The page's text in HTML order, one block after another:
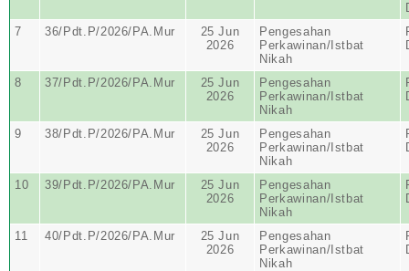
7
36/Pdt.P/2026/PA.Mur
25 Jun
2026
Pengesahan
Perkawinan/Istbat
Nikah
8 37/Pdt.P/2026/PA.Mur
25 Jun
2026
Pengesahan
Perkawinan/Istbat
Nikah
9 38/Pdt.P/2026/PA.Mur
25 Jun
2026
Pengesahan
Perkawinan/Istbat
Nikah
10 39/Pdt.P/2026/PA.Mur
25 Jun
2026
Pengesahan
Perkawinan/Istbat
Nikah
11 40/Pdt.P/2026/PA.Mur
25 Jun
2026
Pengesahan
Perkawinan/Istbat
Nikah